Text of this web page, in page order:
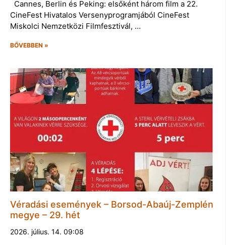
Cannes, Berlin és Peking: elsőként három film a 22.
CineFest Hivatalos Versenyprogramjából CineFest
Miskolci Nemzetközi Filmfesztivál, …
BŐVEBBEN »
Véradási események – Borsod-Abaúj-Zemplén
megye – 29. hét
2026. július. 14. 09:08